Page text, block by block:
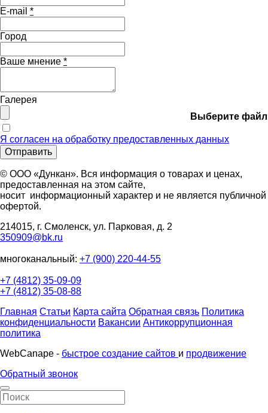
E-mail *
Город
Ваше мнение *
Галерея
Выберите файл
Я согласен на обработку предоставленных данных
Отправить
© ООО «Дункан». Вся информация о товарах и ценах,
предоставленная на этом сайте,
носит информационный характер и не является публичной
офертой.
214015, г. Смоленск, ул. Парковая, д. 2
350909@bk.ru
многоканальный: +7 (900) 220-44-55
+7 (4812) 35-09-09
+7 (4812) 35-08-88
Главная Статьи Карта сайта Обратная связь Политика
конфиденциальности Вакансии Антикоррупционная
политика
WebCanape - быстрое создание сайтов и продвижение
Обратный звонок